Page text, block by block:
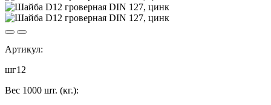
Артикул:
шг12
Вес 1000 шт. (кг.):